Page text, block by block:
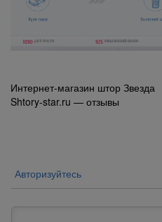
Навигация
по
Интернет-магазин штор Звезда
Shtory-star.ru — отзывы
Авторизуйтесь